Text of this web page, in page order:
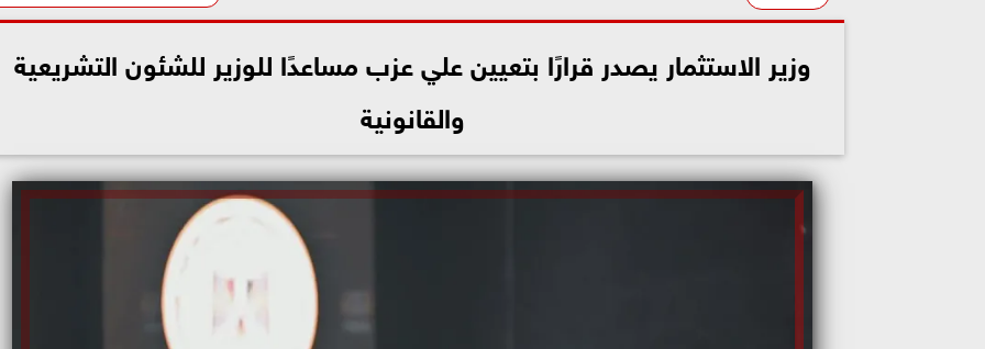
وزير الاستثمار يصدر قرارًا بتعيين علي عزب مساعدًا للوزير للشئون التشريعية
والقانونية